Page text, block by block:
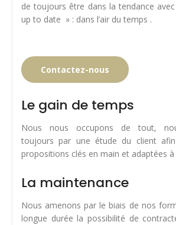
de toujours être dans la tendance
up to date » : dans l’air du temps .
Contactez-nous
Le gain de temps
Nous nous occupons de tout,
toujours par une étude du client
propositions clés en main et adaptées à
La maintenance
Nous amenons par le biais de nos
longue durée la possibilité de